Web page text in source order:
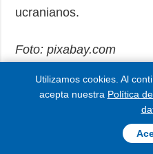
ucranianos.
Foto: pixabay.com
Utilizamos cookies. Al
acepta nuestra Política